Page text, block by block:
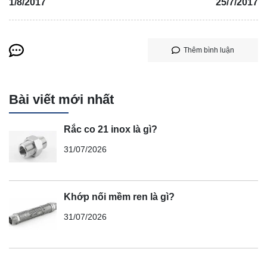
1/8/2017
25/7/2017
Thêm bình luận
Bài viết mới nhất
Rắc co 21 inox là gì?
31/07/2026
Khớp nối mềm ren là gì?
31/07/2026